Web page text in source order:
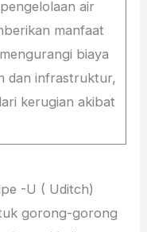
air
manfaat
biaya
dan infrastruktur,
kerugian akibat
-U ( Uditch)
gorong-gorong